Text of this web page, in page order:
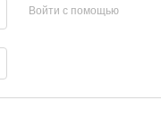
Войти с помощью